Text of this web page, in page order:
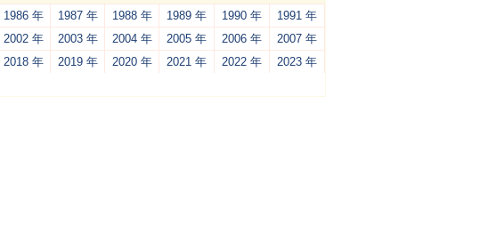
1986 年 1987 年 1988 年 1989 年 1990 年
1991 年
2002 年 2003 年 2004 年 2005 年 2006 年
2007 年
2018 年 2019 年 2020 年 2021 年 2022 年
2023 年